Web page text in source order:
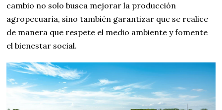
cambio no solo busca mejorar la producción
agropecuaria, sino también garantizar que se realice
de manera que respete el medio ambiente y fomente
el bienestar social.